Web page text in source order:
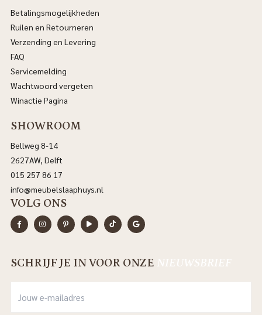
Betalingsmogelijkheden
Ruilen en Retourneren
Verzending en Levering
FAQ
Servicemelding
Wachtwoord vergeten
Winactie Pagina
SHOWROOM
Bellweg 8-14
2627AW, Delft
015 257 86 17
info@meubelslaaphuys.nl
VOLG ONS
SCHRIJF JE IN VOOR ONZE NIEUWSBRIEF